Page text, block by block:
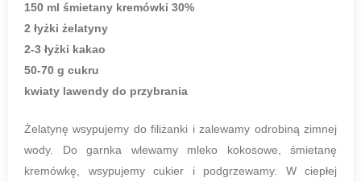
150 ml śmietany kremówki 30%
2 łyżki żelatyny
2-3 łyżki kakao
50-70 g cukru
kwiaty lawendy do przybrania
Żelatynę wsypujemy do filiżanki i zalewamy odrobiną zimnej
wody. Do garnka wlewamy mleko kokosowe, śmietanę
kremówkę, wsypujemy cukier i podgrzewamy. W ciepłej